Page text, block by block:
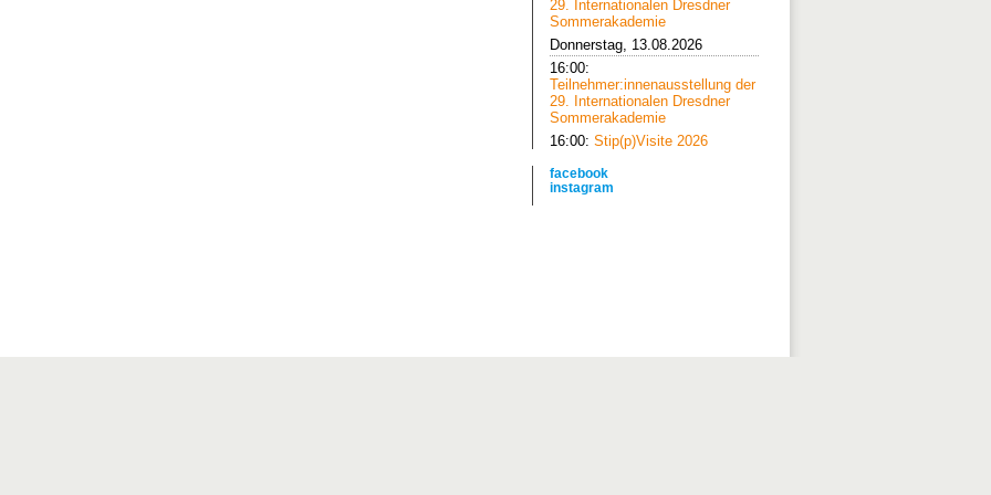
29. Internationalen Dresdner
Sommerakademie
Donnerstag, 13.08.2026
16:00:
Teilnehmer:innenausstellung der
29. Internationalen Dresdner
Sommerakademie
16:00: Stip(p)Visite 2026
facebook
instagram